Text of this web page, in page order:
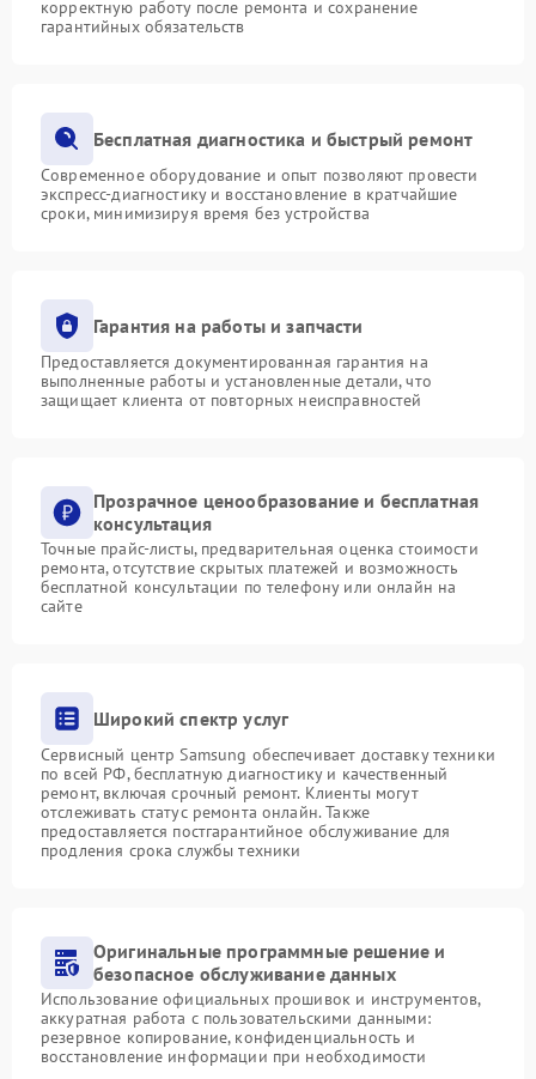
корректную работу после ремонта и сохранение
гарантийных обязательств
Бесплатная диагностика и быстрый ремонт
Современное оборудование и опыт позволяют провести
экспресс-диагностику и восстановление в кратчайшие
сроки, минимизируя время без устройства
Гарантия на работы и запчасти
Предоставляется документированная гарантия на
выполненные работы и установленные детали, что
защищает клиента от повторных неисправностей
Прозрачное ценообразование и бесплатная
консультация
Точные прайс-листы, предварительная оценка стоимости
ремонта, отсутствие скрытых платежей и возможность
бесплатной консультации по телефону или онлайн на
сайте
Широкий спектр услуг
Сервисный центр Samsung обеспечивает доставку техники
по всей РФ, бесплатную диагностику и качественный
ремонт, включая срочный ремонт. Клиенты могут
отслеживать статус ремонта онлайн. Также
предоставляется постгарантийное обслуживание для
продления срока службы техники
Оригинальные программные решение и
безопасное обслуживание данных
Использование официальных прошивок и инструментов,
аккуратная работа с пользовательскими данными:
резервное копирование, конфиденциальность и
восстановление информации при необходимости